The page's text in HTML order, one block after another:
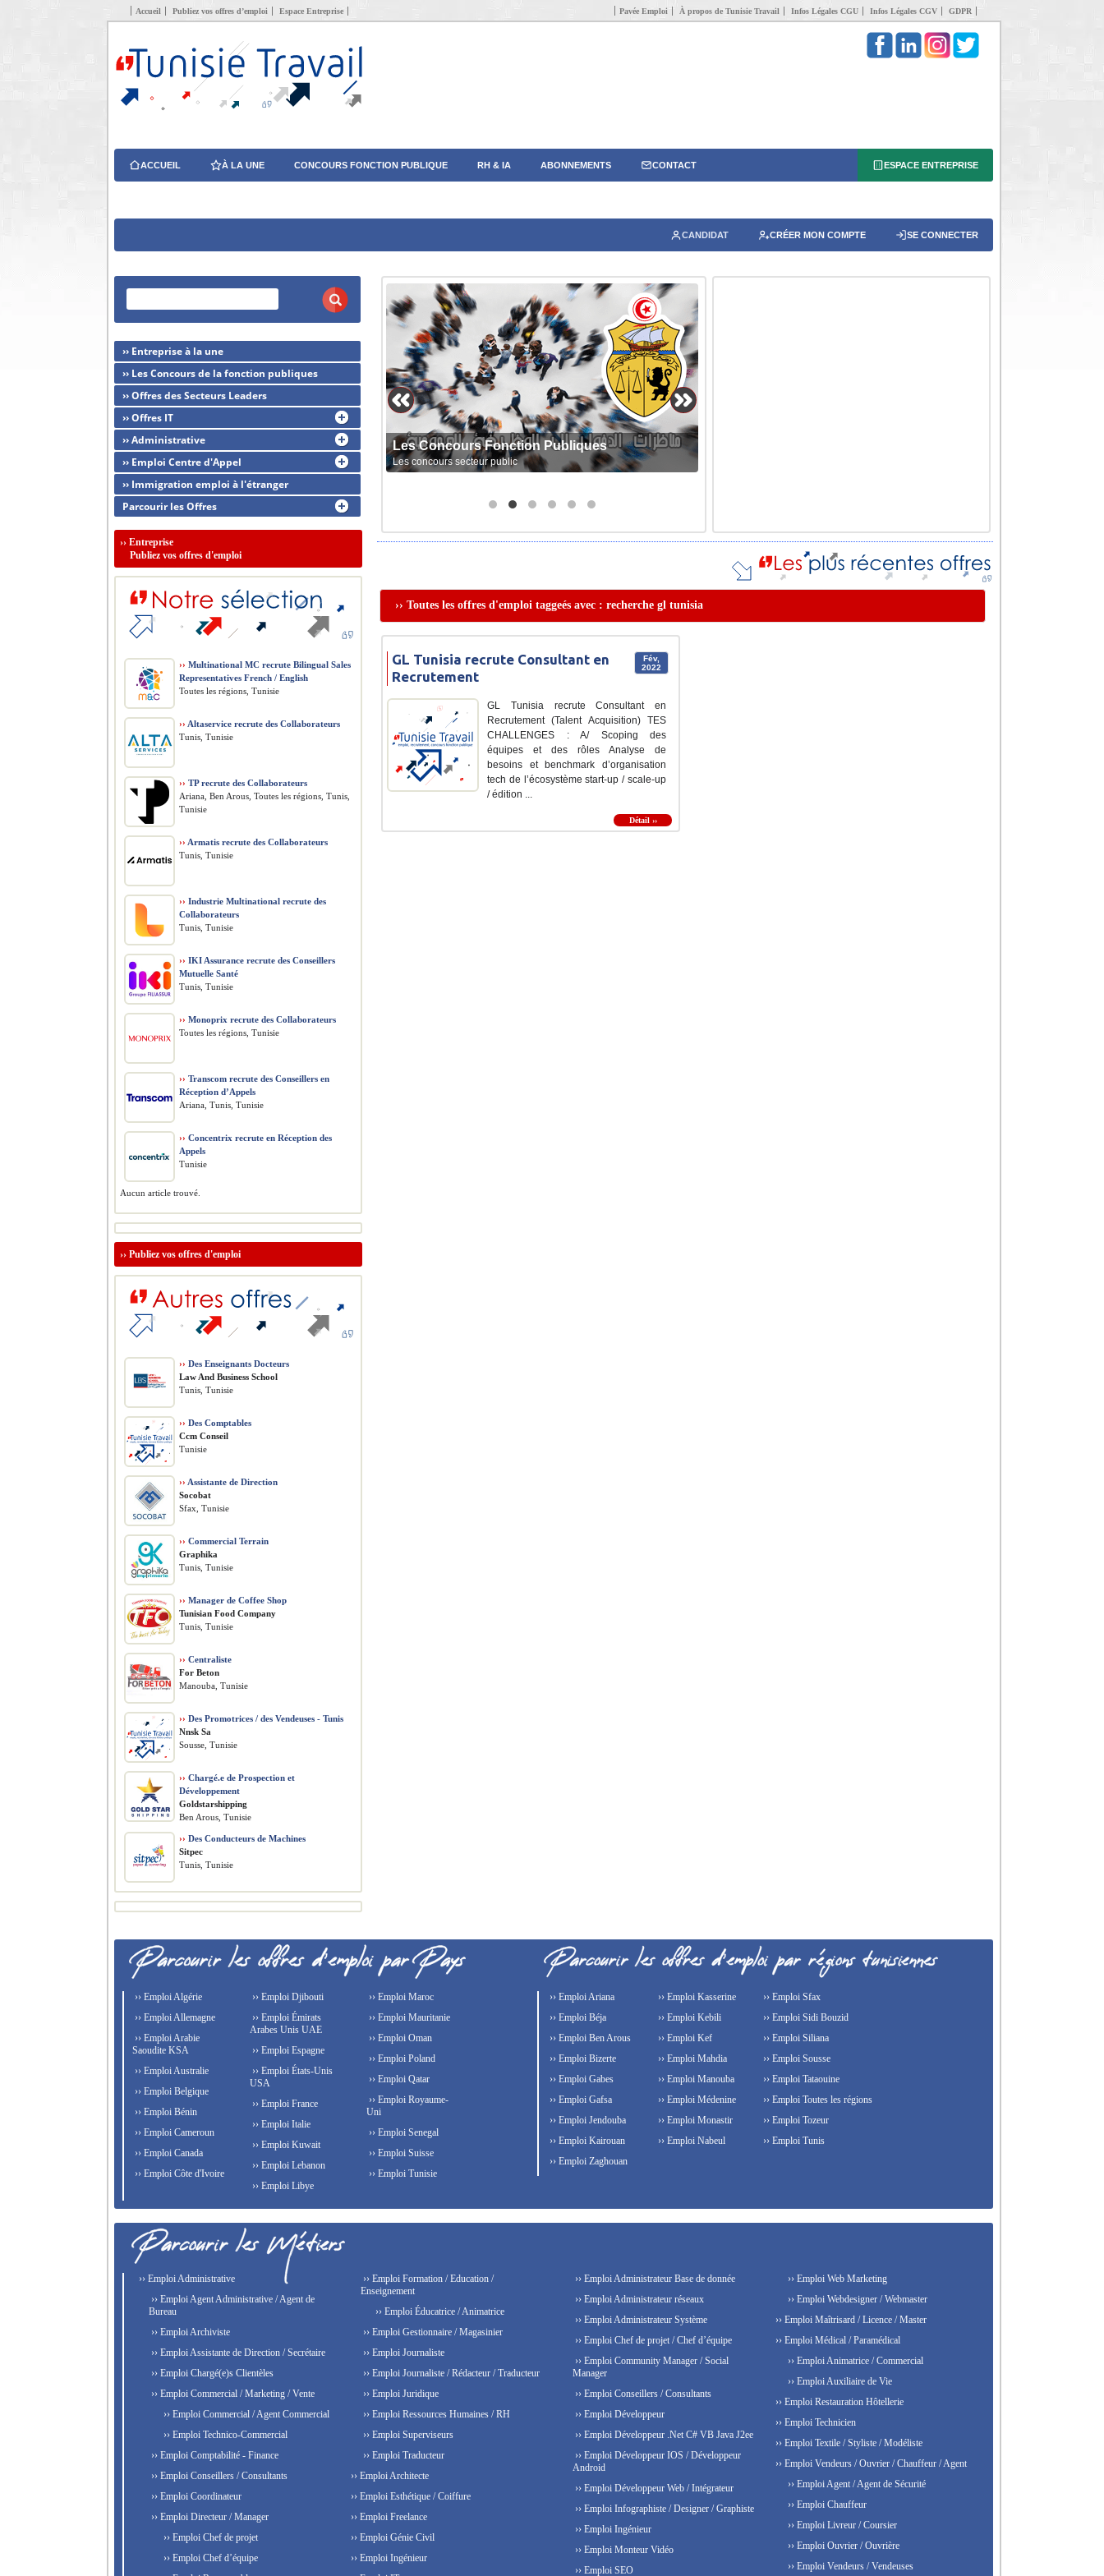
Accueil Publiez vos offres d’emploi Espace Entreprise Pavée Emploi À propos de Tunisie Travail Infos Légales CGU Infos Légales CGV GDPR
ACCUEIL À LA UNE CONCOURS FONCTION PUBLIQUE RH & IA ABONNEMENTS CONTACT ESPACE ENTREPRISE
CANDIDAT CRÉER MON COMPTE SE CONNECTER
Les Concours Fonction Publiques
Les concours secteur public
›› Toutes les offres d'emploi taggeés avec : recherche gl tunisia
Fév,
2022
GL Tunisia recrute Consultant en
Recrutement
GL Tunisia recrute Consultant en
Recrutement (Talent Acquisition) TES
CHALLENGES : A/ Scoping des
équipes et des rôles Analyse de
besoins et benchmark d’organisation
tech de l’écosystème start-up / scale-up
/ édition ...
Détail ››
›› Entreprise à la une
›› Les Concours de la fonction publiques
›› Offres des Secteurs Leaders
›› Offres IT
›› Administrative
›› Emploi Centre d'Appel
›› Immigration emploi à l'étranger
Parcourir les Offres
›› Entreprise
Publiez vos offres d'emploi
›› Multinational MC recrute Bilingual Sales
Representatives French / English
Toutes les régions, Tunisie
›› Altaservice recrute des Collaborateurs
Tunis, Tunisie
›› TP recrute des Collaborateurs
Ariana, Ben Arous, Toutes les régions, Tunis,
Tunisie
›› Armatis recrute des Collaborateurs
Tunis, Tunisie
›› Industrie Multinational recrute des
Collaborateurs
Tunis, Tunisie
›› IKI Assurance recrute des Conseillers
Mutuelle Santé
Tunis, Tunisie
›› Monoprix recrute des Collaborateurs
Toutes les régions, Tunisie
›› Transcom recrute des Conseillers en
Réception d’Appels
Ariana, Tunis, Tunisie
›› Concentrix recrute en Réception des
Appels
Tunisie
Aucun article trouvé.
›› Publiez vos offres d'emploi
›› Des Enseignants Docteurs
Law And Business School
Tunis, Tunisie
›› Des Comptables
Ccm Conseil
Tunisie
›› Assistante de Direction
Socobat
Sfax, Tunisie
›› Commercial Terrain
Graphika
Tunis, Tunisie
›› Manager de Coffee Shop
Tunisian Food Company
Tunis, Tunisie
›› Centraliste
For Beton
Manouba, Tunisie
›› Des Promotrices / des Vendeuses - Tunis
Nnsk Sa
Sousse, Tunisie
›› Chargé.e de Prospection et
Développement
Goldstarshipping
Ben Arous, Tunisie
›› Des Conducteurs de Machines
Sitpec
Tunis, Tunisie
›› Emploi Algérie
›› Emploi Allemagne
›› Emploi Arabie
Saoudite KSA
›› Emploi Australie
›› Emploi Belgique
›› Emploi Bénin
›› Emploi Cameroun
›› Emploi Canada
›› Emploi Côte d'Ivoire
›› Emploi Djibouti
›› Emploi Émirats
Arabes Unis UAE
›› Emploi Espagne
›› Emploi États-Unis
USA
›› Emploi France
›› Emploi Italie
›› Emploi Kuwait
›› Emploi Lebanon
›› Emploi Libye
›› Emploi Maroc
›› Emploi Mauritanie
›› Emploi Oman
›› Emploi Poland
›› Emploi Qatar
›› Emploi Royaume-
Uni
›› Emploi Senegal
›› Emploi Suisse
›› Emploi Tunisie
›› Emploi Ariana
›› Emploi Béja
›› Emploi Ben Arous
›› Emploi Bizerte
›› Emploi Gabes
›› Emploi Gafsa
›› Emploi Jendouba
›› Emploi Kairouan
›› Emploi Kasserine
›› Emploi Kebili
›› Emploi Kef
›› Emploi Mahdia
›› Emploi Manouba
›› Emploi Médenine
›› Emploi Monastir
›› Emploi Nabeul
›› Emploi Sfax
›› Emploi Sidi Bouzid
›› Emploi Siliana
›› Emploi Sousse
›› Emploi Tataouine
›› Emploi Toutes les régions
›› Emploi Tozeur
›› Emploi Tunis
›› Emploi Zaghouan
›› Emploi Administrative
›› Emploi Agent Administrative / Agent de
Bureau
›› Emploi Archiviste
›› Emploi Assistante de Direction / Secrétaire
›› Emploi Chargé(e)s Clientèles
›› Emploi Commercial / Marketing / Vente
›› Emploi Commercial / Agent Commercial
›› Emploi Technico-Commercial
›› Emploi Comptabilité - Finance
›› Emploi Conseillers / Consultants
›› Emploi Coordinateur
›› Emploi Directeur / Manager
›› Emploi Chef de projet
›› Emploi Chef d’équipe
›› Emploi Formation / Education /
Enseignement
›› Emploi Éducatrice / Animatrice
›› Emploi Gestionnaire / Magasinier
›› Emploi Journaliste
›› Emploi Journaliste / Rédacteur / Traducteur
›› Emploi Juridique
›› Emploi Ressources Humaines / RH
›› Emploi Superviseurs
›› Emploi Traducteur
›› Emploi Architecte
›› Emploi Esthétique / Coiffure
›› Emploi Freelance
›› Emploi Génie Civil
›› Emploi Ingénieur
›› Emploi Administrateur Base de donnée
›› Emploi Administrateur réseaux
›› Emploi Administrateur Système
›› Emploi Chef de projet / Chef d’équipe
›› Emploi Community Manager / Social
Manager
›› Emploi Conseillers / Consultants
›› Emploi Développeur
›› Emploi Développeur .Net C# VB Java J2ee
›› Emploi Développeur IOS / Développeur
Android
›› Emploi Développeur Web / Intégrateur
›› Emploi Infographiste / Designer / Graphiste
›› Emploi Ingénieur
›› Emploi Monteur Vidéo
›› Emploi SEO
›› Emploi Web Marketing
›› Emploi Webdesigner / Webmaster
›› Emploi Maîtrisard / Licence / Master
›› Emploi Médical / Paramédical
›› Emploi Animatrice / Commercial
›› Emploi Auxiliaire de Vie
›› Emploi Restauration Hôtellerie
›› Emploi Technicien
›› Emploi Textile / Styliste / Modéliste
›› Emploi Vendeurs / Ouvrier / Chauffeur / Agent
›› Emploi Agent / Agent de Sécurité
›› Emploi Chauffeur
›› Emploi Livreur / Coursier
›› Emploi Ouvrier / Ouvrière
›› Emploi Vendeurs / Vendeuses